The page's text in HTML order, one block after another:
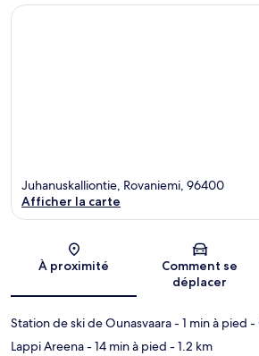
Carte
Juhanuskalliontie, Rovaniemi, 96400
Afficher la carte
À proximité
Comment se
déplacer
Station de ski de Ounasvaara- 1 min à pied -
Lappi Areena- 14 min à pied - 1.2 km